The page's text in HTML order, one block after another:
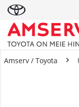
Amserv / Toyota